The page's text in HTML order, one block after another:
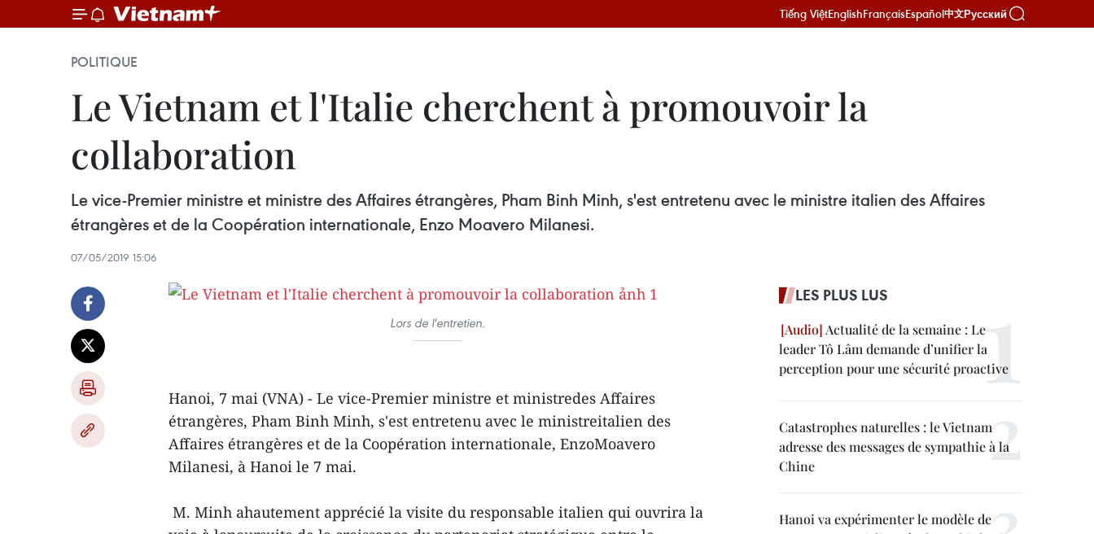
Tiếng ViệtEnglishFrançaisEspañol中文Русский
POLITIQUE
Le Vietnam et l'Italie cherchent à promouvoir la
collaboration
Le vice-Premier ministre et ministre des Affaires étrangères, Pham Binh Minh, s'est entretenu avec le ministre italien des Affaires
étrangères et de la Coopération internationale, Enzo Moavero Milanesi.
07/05/2019 15:06
Lors de l'entretien.
Hanoi, 7 mai (VNA) - Le vice-Premier ministre et ministredes Affaires
étrangères, Pham Binh Minh, s'est entretenu avec le ministreitalien des
Affaires étrangères et de la Coopération internationale, EnzoMoavero
Milanesi, à Hanoi le 7 mai.
M. Minh ahautement apprécié la visite du responsable italien qui ouvrira la
LES PLUS LUS
Actualité de la semaine : Le
leader Tô Lâm demande d’unifier la
perception pour une sécurité proactive
Catastrophes naturelles : le Vietnam
adresse des messages de sympathie à la
Chine
Hanoi va expérimenter le modèle de